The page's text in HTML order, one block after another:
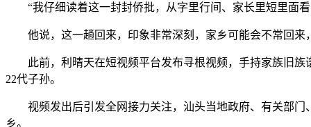
“我仔细读着这一封封侨批，从字里行间、家长里短里面看
他说，这一趟回来，印象非常深刻，家乡可能会不常回来
此前，利晴天在短视频平台发布寻根视频，手持家族旧族
22代子孙。
视频发出后引发全网接力关注，汕头当地政府、有关部门
乡。